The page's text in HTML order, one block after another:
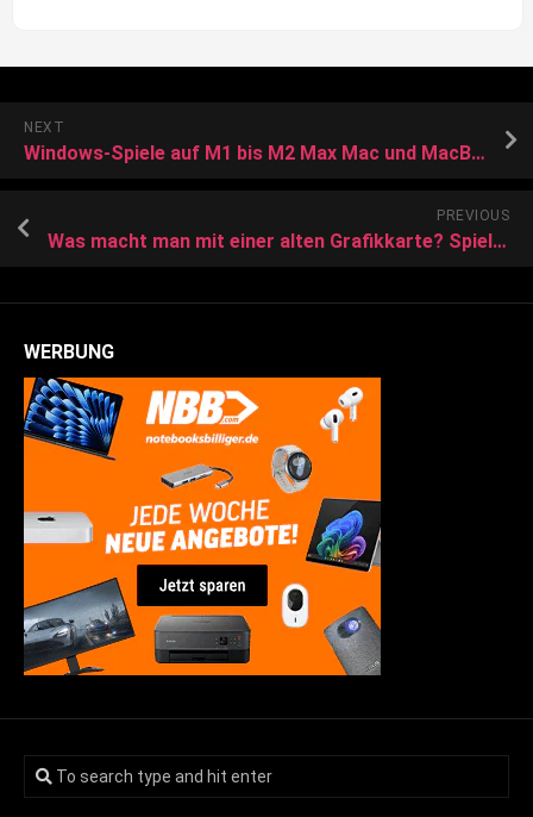
NEXT
Windows-Spiele auf M1 bis M2 Max Mac und MacBooks spielen dank Asahi Linux
PREVIOUS
Was macht man mit einer alten Grafikkarte? Spieler findet kreative Lösung und packt sie als lehrreiche Kunst an die Wand
WERBUNG